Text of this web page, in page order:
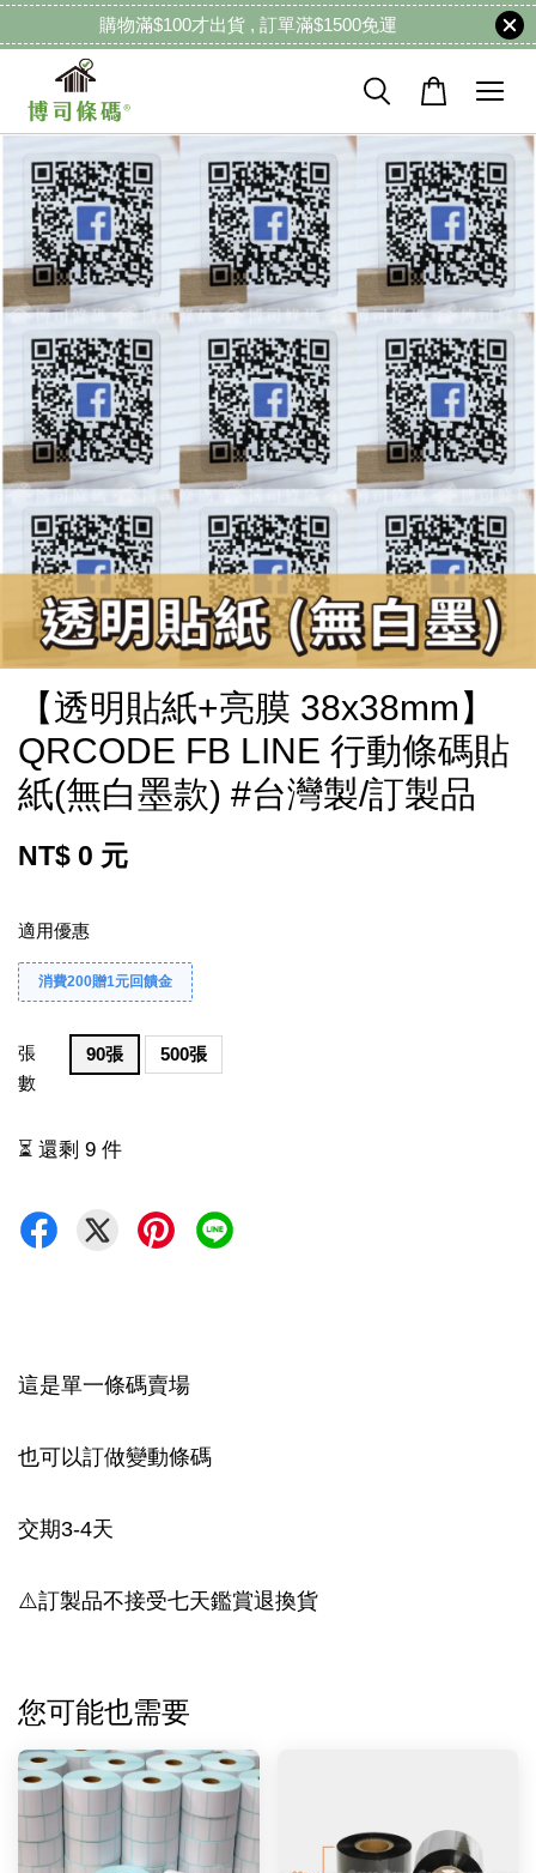
購物滿$100才出貨 , 訂單滿$1500免運
【透明貼紙+亮膜 38x38mm】
QRCODE FB LINE 行動條碼貼
紙(無白墨款) #台灣製/訂製品
NT$ 0 元
適用優惠
消費200贈1元回饋金
張
數
90張 500張
⏳ 還剩 9 件
這是單一條碼賣場
也可以訂做變動條碼
交期3-4天
⚠️訂製品不接受七天鑑賞退換貨
您可能也需要